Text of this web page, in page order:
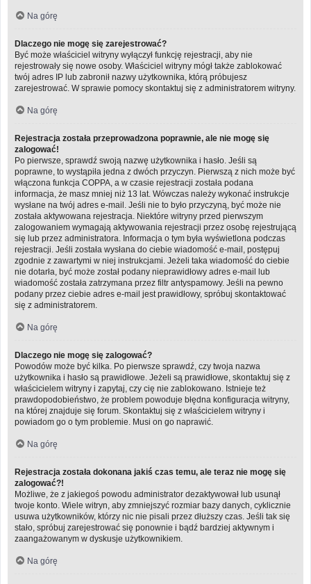
Na górę
Dlaczego nie mogę się zarejestrować?
Być może właściciel witryny wyłączył funkcję rejestracji, aby nie
rejestrowały się nowe osoby. Właściciel witryny mógł także zablokować
twój adres IP lub zabronił nazwy użytkownika, którą próbujesz
zarejestrować. W sprawie pomocy skontaktuj się z administratorem witryny.
Na górę
Rejestracja została przeprowadzona poprawnie, ale nie mogę się
zalogować!
Po pierwsze, sprawdź swoją nazwę użytkownika i hasło. Jeśli są
poprawne, to wystąpiła jedna z dwóch przyczyn. Pierwszą z nich może być
włączona funkcja COPPA, a w czasie rejestracji została podana
informacja, że masz mniej niż 13 lat. Wówczas należy wykonać instrukcje
wysłane na twój adres e-mail. Jeśli nie to było przyczyną, być może nie
została aktywowana rejestracja. Niektóre witryny przed pierwszym
zalogowaniem wymagają aktywowania rejestracji przez osobę rejestrującą
się lub przez administratora. Informacja o tym była wyświetlona podczas
rejestracji. Jeśli została wysłana do ciebie wiadomość e-mail, postępuj
zgodnie z zawartymi w niej instrukcjami. Jeżeli taka wiadomość do ciebie
nie dotarła, być może został podany nieprawidłowy adres e-mail lub
wiadomość została zatrzymana przez filtr antyspamowy. Jeśli na pewno
podany przez ciebie adres e-mail jest prawidłowy, spróbuj skontaktować
się z administratorem.
Na górę
Dlaczego nie mogę się zalogować?
Powodów może być kilka. Po pierwsze sprawdź, czy twoja nazwa
użytkownika i hasło są prawidłowe. Jeżeli są prawidłowe, skontaktuj się z
właścicielem witryny i zapytaj, czy cię nie zablokowano. Istnieje też
prawdopodobieństwo, że problem powoduje błędna konfiguracja witryny,
na której znajduje się forum. Skontaktuj się z właścicielem witryny i
powiadom go o tym problemie. Musi on go naprawić.
Na górę
Rejestracja została dokonana jakiś czas temu, ale teraz nie mogę się
zalogować?!
Możliwe, że z jakiegoś powodu administrator dezaktywował lub usunął
twoje konto. Wiele witryn, aby zmniejszyć rozmiar bazy danych, cyklicznie
usuwa użytkowników, którzy nic nie pisali przez dłuższy czas. Jeśli tak się
stało, spróbuj zarejestrować się ponownie i bądź bardziej aktywnym i
zaangażowanym w dyskusje użytkownikiem.
Na górę